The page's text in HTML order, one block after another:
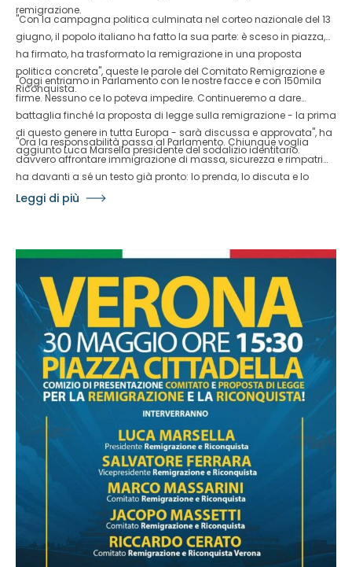
remigrazione.
"Con la campagna politica culminata nel corteo nazionale del 13
giugno, il popolo italiano ha fatto la sua parte: è sceso in piazza,
ha firmato, ha trasformato la remigrazione in una proposta
politica concreta", queste le parole del Comitato Remigrazione e
Riconquista.
"Oggi entriamo in Parlamento con le nostre facce e con 150mila
firme. Nessuno ce lo poteva impedire. Continueremo a dare
battaglia finché la proposta di legge sulla remigrazione - la prima
di questo genere in tutta Europa - sarà discussa e approvata", ha
aggiunto Luca Marsella presidente del sodalizio identitario.
"Ora la responsabilità passa al Parlamento. Chiunque voglia
davvero affrontare immigrazione di massa, sicurezza e rimpatri
ha davanti a sé un testo già pronto: lo prenda, lo discuta e lo
sostenga. Il Comitato è disponibile al confronto con tutte le forze
finito: ora si misureranno i fatti".
Leggi di più